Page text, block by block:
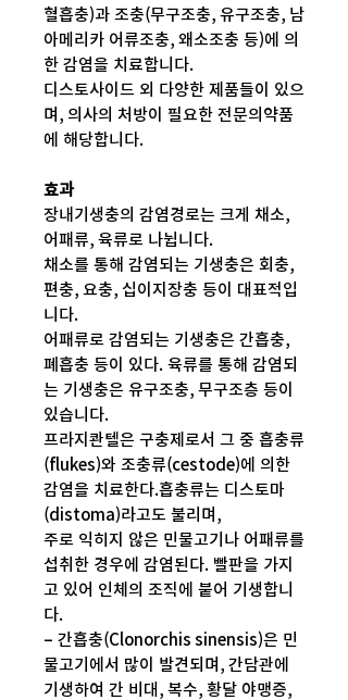
혈흡충)과 조충(무구조충, 유구조충, 남
아메리카 어류조충, 왜소조충 등)에 의
한 감염을 치료합니다.
디스토사이드 외 다양한 제품들이 있으
며, 의사의 처방이 필요한 전문의약품
에 해당합니다.
효과
장내기생충의 감염경로는 크게 채소,
어패류, 육류로 나뉩니다.
채소를 통해 감염되는 기생충은 회충,
편충, 요충, 십이지장충 등이 대표적입
니다.
어패류로 감염되는 기생충은 간흡충,
폐흡충 등이 있다. 육류를 통해 감염되
는 기생충은 유구조충, 무구조층 등이
있습니다.
프라지콴텔은 구충제로서 그 중 흡충류
(flukes)와 조충류(cestode)에 의한
감염을 치료한다.흡충류는 디스토마
(distoma)라고도 불리며,
주로 익히지 않은 민물고기나 어패류를
섭취한 경우에 감염된다. 빨판을 가지
고 있어 인체의 조직에 붙어 기생합니
다.
– 간흡충(Clonorchis sinensis)은 민
물고기에서 많이 발견되며, 간담관에
기생하여 간 비대, 복수, 황달 야맹증,